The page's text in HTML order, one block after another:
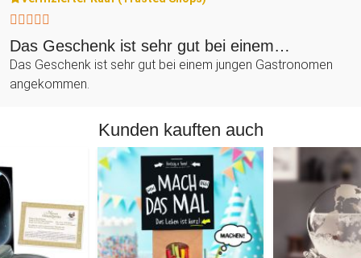
Das Geschenk ist sehr gut bei einem…
Das Geschenk ist sehr gut bei einem jungen Gastronomen
angekommen.
Kunden kauften auch